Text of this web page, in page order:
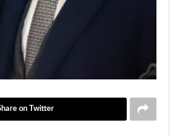
on Twitter